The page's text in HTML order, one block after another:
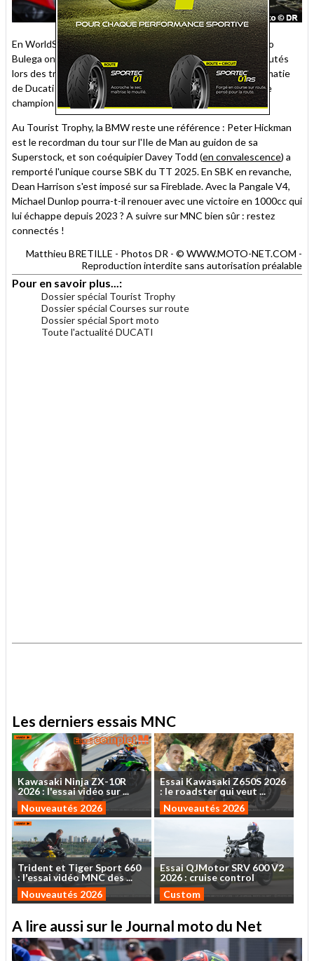
En WorldSBK en effet, la V4 R et son pilote de pointe Nicolo
Bulega ont remporté l'intégrité des courses et sprints disputés
lors des trois premières épreuves 2026. Pourtant, la suprématie
de Ducati avait été éclipsée par Toprak Razgatlioglu, double
champion du monde sur la M1000RR…
Au Tourist Trophy, la BMW reste une référence : Peter Hickman
est le recordman du tour sur l'Ile de Man au guidon de sa
Superstock, et son coéquipier Davey Todd (en convalescence) a
remporté l'unique course SBK du TT 2025. En SBK en revanche,
Dean Harrison s'est imposé sur sa Fireblade. Avec la Pangale V4,
Michael Dunlop pourra-t-il renouer avec une victoire en 1000cc qui
lui échappe depuis 2023 ? A suivre sur MNC bien sûr : restez
connectés !
Matthieu BRETILLE - Photos DR - © WWW.MOTO-NET.COM -
Reproduction interdite sans autorisation préalable
Pour en savoir plus...:
Dossier spécial Tourist Trophy
Dossier spécial Courses sur route
Dossier spécial Sport moto
Toute l'actualité DUCATI
Les derniers essais MNC
Kawasaki NinjaZX-10R
2026: l'essaividéo sur...
Nouveautés 2026
Essai KawasakiZ650S 2026
: le roadsterquiveut ...
Nouveautés 2026
Trident et TigerSport 660
: l'essaividéoMNCdes...
Nouveautés 2026
EssaiQJMotorSRV 600V2
2026 : cruise control
Custom
A lire aussi sur le Journal moto du Net